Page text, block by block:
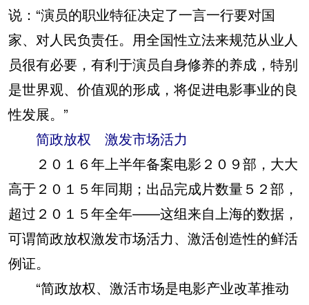
说：“演员的职业特征决定了一言一行要对国
家、对人民负责任。用全国性立法来规范从业人
员很有必要，有利于演员自身修养的养成，特别
是世界观、价值观的形成，将促进电影事业的良
性发展。”
简政放权 激发市场活力
２０１６年上半年备案电影２０９部，大大
高于２０１５年同期；出品完成片数量５２部，
超过２０１５年全年——这组来自上海的数据，
可谓简政放权激发市场活力、激活创造性的鲜活
例证。
“简政放权、激活市场是电影产业改革推动